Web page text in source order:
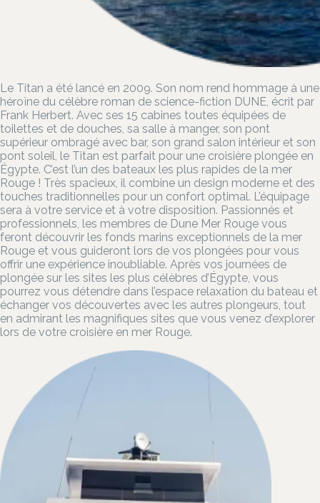
Le Titan a été lancé en 2009. Son nom rend hommage à une
héroïne du célèbre roman de science-fiction DUNE, écrit par
Frank Herbert. Avec ses 15 cabines toutes équipées de
toilettes et de douches, sa salle à manger, son pont
supérieur ombragé avec bar, son grand salon intérieur et son
pont soleil, le Titan est parfait pour une croisière plongée en
Égypte. C’est l’un des bateaux les plus rapides de la mer
Rouge ! Très spacieux, il combine un design moderne et des
touches traditionnelles pour un confort optimal. L’équipage
sera à votre service et à votre disposition. Passionnés et
professionnels, les membres de Dune Mer Rouge vous
feront découvrir les fonds marins exceptionnels de la mer
Rouge et vous guideront lors de vos plongées pour vous
offrir une expérience inoubliable. Après vos journées de
plongée sur les sites les plus célèbres d’Égypte, vous
pourrez vous détendre dans l’espace relaxation du bateau et
échanger vos découvertes avec les autres plongeurs, tout
en admirant les magnifiques sites que vous venez d’explorer
lors de votre croisière en mer Rouge.